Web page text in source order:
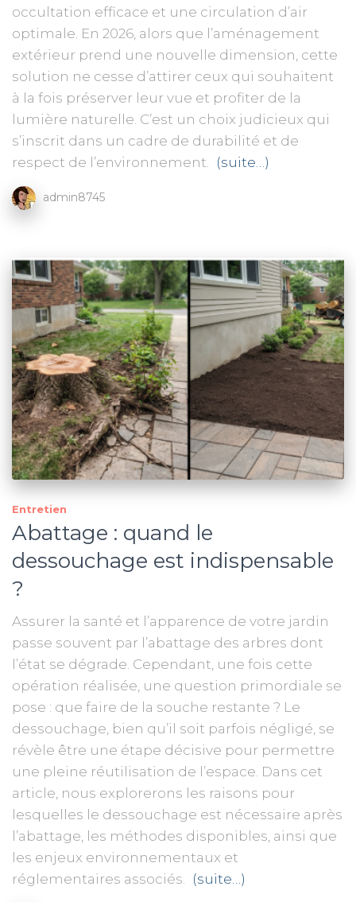
occultation efficace et une circulation d’air
optimale. En 2026, alors que l’aménagement
extérieur prend une nouvelle dimension, cette
solution ne cesse d’attirer ceux qui souhaitent
à la fois préserver leur vue et profiter de la
lumière naturelle. C’est un choix judicieux qui
s’inscrit dans un cadre de durabilité et de
respect de l’environnement. (suite…)
admin8745
Entretien
Abattage : quand le
dessouchage est indispensable
?
Assurer la santé et l’apparence de votre jardin
passe souvent par l’abattage des arbres dont
l’état se dégrade. Cependant, une fois cette
opération réalisée, une question primordiale se
pose : que faire de la souche restante ? Le
dessouchage, bien qu’il soit parfois négligé, se
révèle être une étape décisive pour permettre
une pleine réutilisation de l’espace. Dans cet
article, nous explorerons les raisons pour
lesquelles le dessouchage est nécessaire après
l’abattage, les méthodes disponibles, ainsi que
les enjeux environnementaux et
réglementaires associés.
(suite…)